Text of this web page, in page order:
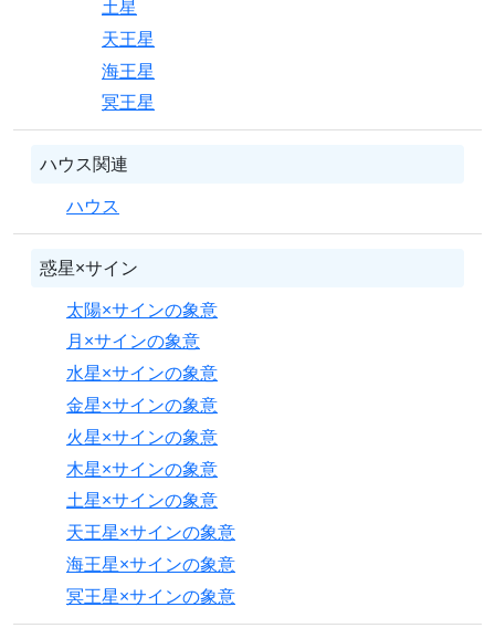
土星
天王星
海王星
冥王星
ハウス関連
ハウス
惑星×サイン
太陽×サインの象意
月×サインの象意
水星×サインの象意
金星×サインの象意
火星×サインの象意
木星×サインの象意
土星×サインの象意
天王星×サインの象意
海王星×サインの象意
冥王星×サインの象意